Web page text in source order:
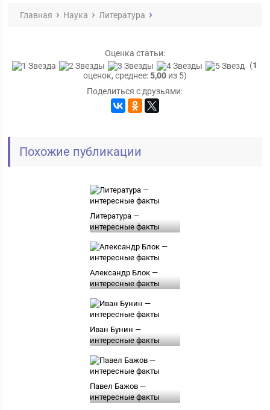
Главная Наука Литература
Оценка статьи:
(1
оценок, среднее:5,00из 5)
Поделиться с друзьями:
Похожие публикации
Литература —
интересные факты
Александр Блок —
интересные факты
Иван Бунин —
интересные факты
Павел Бажов —
интересные факты